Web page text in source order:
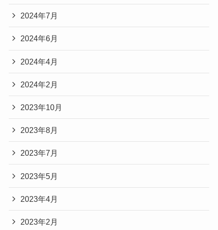
2024年7月
2024年6月
2024年4月
2024年2月
2023年10月
2023年8月
2023年7月
2023年5月
2023年4月
2023年2月